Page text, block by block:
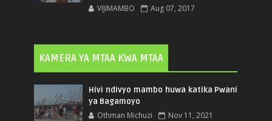
VIJIMAMBO Aug 07, 2017
KAMERA YA MTAA KWA MTAA
Hivi ndivyo mambo huwa katika Pwani
ya Bagamoyo
Othman Michuzi Nov 11, 2021